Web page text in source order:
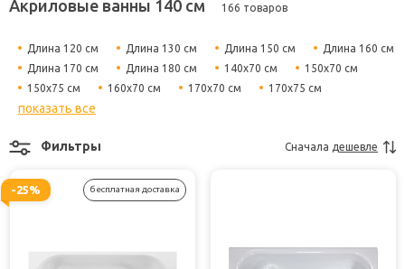
Акриловые ванны 140 см 166 товаров
Длина 120 см Длина 130 см Длина 150 см
Длина 160 см
Длина 170 см
Длина 180 см 140х70 см
150х70 см
150х75 см
160х70 см 170х70 см
170х75 см
180х80 см
показать все
Фильтры Сначала дешевле
-25% бесплатная доставка